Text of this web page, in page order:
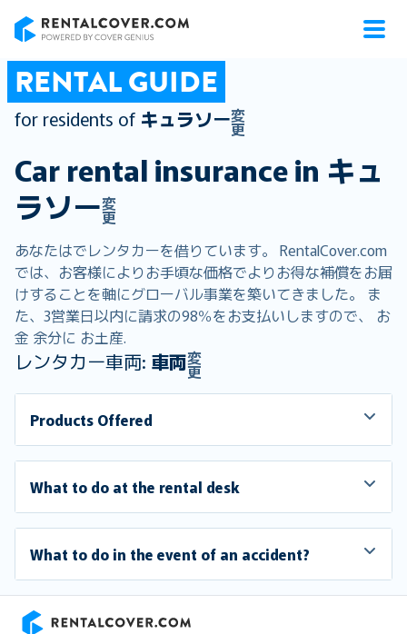
RENTAL GUIDE
for residents of キュラソー変
更
Car rental insurance in キュ
ラソー変
更
あなたはでレンタカーを借りています。 RentalCover.com
では、お客様によりお手頃な価格でよりお得な補償をお届
けすることを軸にグローバル事業を築いてきました。 ま
た、3営業日以内に請求の98％をお支払いしますので、 お
金 余分に お土産.
レンタカー車両: 車両変
更
Products Offered
What to do at the rental desk
What to do in the event of an accident?